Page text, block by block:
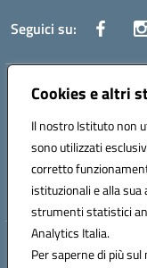
Cookies e altri
Il nostro Istituto non
sono utilizzati
corretto
istituzionali e alla
strumenti statistici
Analytics Italia.
Per saperne di più
Seguici su:
Indirizzo:Via Vaccari n.5
Posta elettronica
Codice fiscale:
Codice meccanografico:
Hosting